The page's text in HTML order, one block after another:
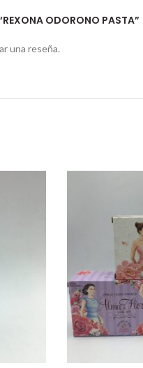
ODORONO PASTA”
una reseña.